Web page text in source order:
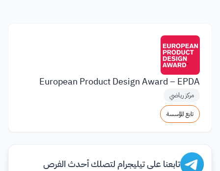
European Product Design Award – EPDA
مركز رياضي
تابع المؤسسة
تابعنا على تيليجرام لتصلك أحدث الفرص